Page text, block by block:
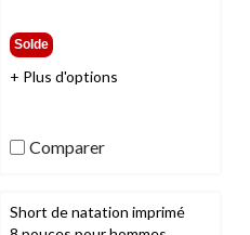
Solde
+ Plus d'options
Comparer
Short de natation imprimé